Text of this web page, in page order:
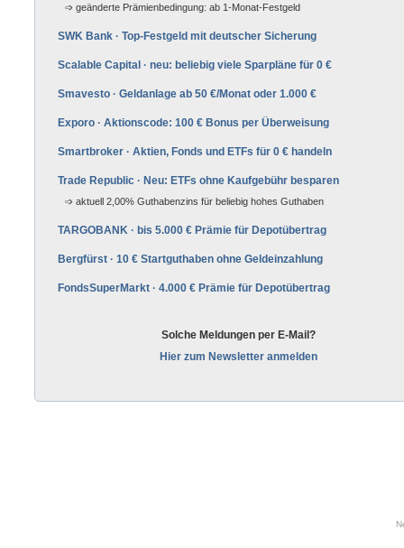
geänderte Prämienbedingung: ab 1-Monat-Festgeld
SWK Bank · Top-Festgeld mit deutscher Sicherung
Scalable Capital · neu: beliebig viele Spar­pläne für 0 €
Smavesto · Geldanlage ab 50 €/Monat oder 1.000 €
Exporo · Aktionscode: 100 € Bonus per Über­weisung
Smartbroker · Aktien, Fonds und ETFs für 0 € handeln
Trade Republic · Neu: ETFs ohne Kaufgebühr besparen
aktuell 2,00% Guthabenzins für beliebig hohes Guthaben
TARGOBANK · bis 5.000 € Prämie für Depot­über­trag
Bergfürst · 10 € Startguthaben ohne Geld­ein­zahlung
FondsSuperMarkt · 4.000 € Prämie für Depot­über­trag
Solche Meldungen per E-Mail?
Hier zum Newsletter anmelden